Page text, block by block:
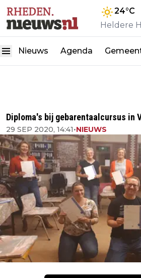
24°C
Heldere
Nieuws Agenda
Diploma's bij gebarentaalcursus in
29 SEP 2020, 14:41•NIEUWS